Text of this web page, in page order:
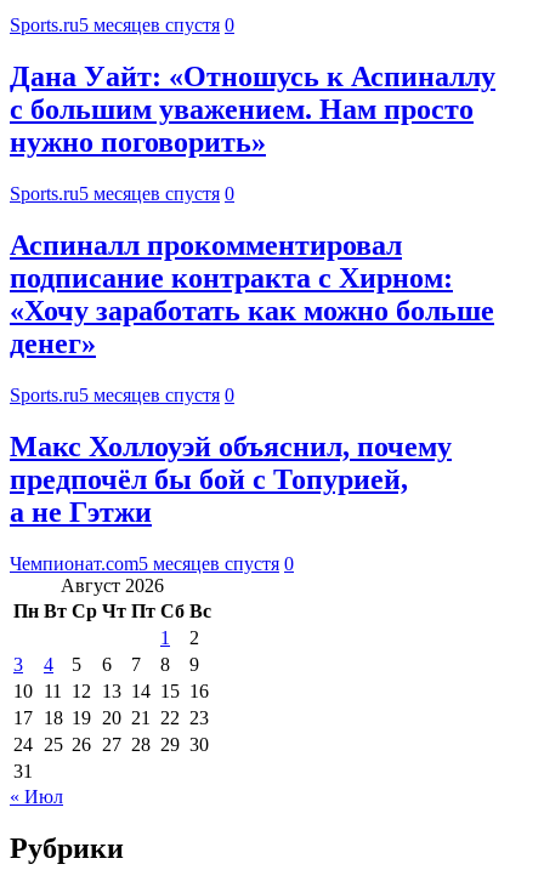
Sports.ru5 месяцев спустя 0
Дана Уайт: «Отношусь к Аспиналлу
с большим уважением. Нам просто
нужно поговорить»
Sports.ru5 месяцев спустя 0
Аспиналл прокомментировал
подписание контракта с Хирном:
«Хочу заработать как можно больше
денег»
Sports.ru5 месяцев спустя 0
Макс Холлоуэй объяснил, почему
предпочёл бы бой с Топурией,
а не Гэтжи
Чемпионат.com5 месяцев спустя 0
Август 2026
Пн Вт Ср Чт Пт Сб Вс
1
2
3
4 5 6 7 8
9
10 11 12 13 14 15 16
17 18 19 20 21 22 23
24 25 26 27 28 29 30
31
« Июл
Рубрики